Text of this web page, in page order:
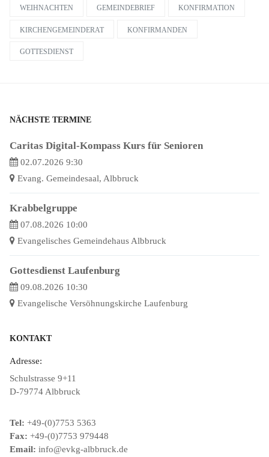
WEIHNACHTEN GEMEINDEBRIEF KONFIRMATION
KIRCHENGEMEINDERAT KONFIRMANDEN
GOTTESDIENST
NÄCHSTE TERMINE
Caritas Digital-Kompass Kurs für Senioren
02.07.2026 9:30
Evang. Gemeindesaal, Albbruck
Krabbelgruppe
07.08.2026 10:00
Evangelisches Gemeindehaus Albbruck
Gottesdienst Laufenburg
09.08.2026 10:30
Evangelische Versöhnungskirche Laufenburg
KONTAKT
Adresse:
Schulstrasse 9+11
D-79774 Albbruck
Tel: +49-(0)7753 5363
Fax: +49-(0)7753 979448
Email: info@evkg-albbruck.de